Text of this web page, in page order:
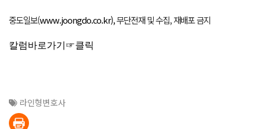
중도일보(www.joongdo.co.kr),무단전재 및 수집, 재배포 금지
칼럼바로가기☞클릭
라인형변호사